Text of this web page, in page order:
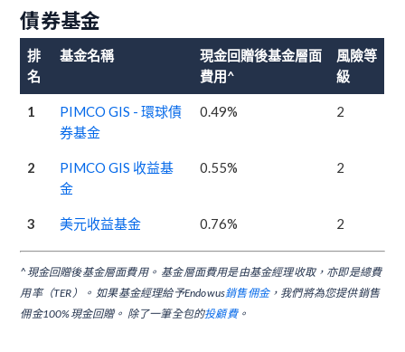
債券基金
排
名
基金名稱
現金回贈後基金層面
費用^
風險等
級
1
PIMCO GIS - 環球債
券基金
0.49% 2
2
PIMCO GIS 收益基
金
0.55% 2
3 美元收益基金 0.76% 2
^現金回贈後基金層面費用。 基金層面費用是由基金經理收取，亦即是總費
用率（TER）。 如果基金經理給予Endowus銷售佣金，我們將為您提供銷售
佣金100%現金回贈。 除了一筆全包的投顧費。